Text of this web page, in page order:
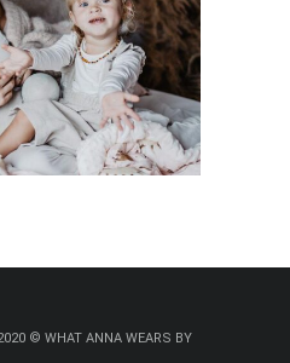
© WHAT ANNA WEARS BY